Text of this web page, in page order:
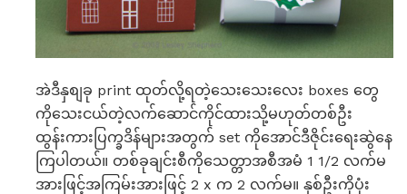
အဲဒီနှစျခု print ထုတ်လို့ရတဲ့သေးသေးလေး boxes တွေ
ကိုသေးငယ်တဲ့လက်ဆောင်ကိုင်ထားသို့မဟုတ်တစ်ဦး
ထွန်းကားပြက္ခဒိန်များအတွက် set ကိုအောင်ဒီဇိုင်းရေးဆွဲနေ
ကြပါတယ်။ တစ်ခုချင်းစီကိုသေတ္တာအစီအမံ 1 1/2 လက်မ
အားဖြင့်အကြမ်းအားဖြင့် 2 x က 2 လက်မ။ နှစ်ဦးကိုပုံး